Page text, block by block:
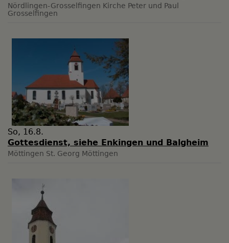
Nördlingen-Grosselfingen Kirche Peter und Paul
Grosselfingen
So, 16.8.
Gottesdienst, siehe Enkingen und Balgheim
Möttingen St. Georg Möttingen